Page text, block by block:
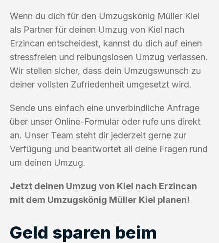
Wenn du dich für den Umzugskönig Müller Kiel
als Partner für deinen Umzug von Kiel nach
Erzincan entscheidest, kannst du dich auf einen
stressfreien und reibungslosen Umzug verlassen.
Wir stellen sicher, dass dein Umzugswunsch zu
deiner vollsten Zufriedenheit umgesetzt wird.
Sende uns einfach eine unverbindliche Anfrage
über unser Online-Formular oder rufe uns direkt
an. Unser Team steht dir jederzeit gerne zur
Verfügung und beantwortet all deine Fragen rund
um deinen Umzug.
Jetzt deinen Umzug von Kiel nach Erzincan
mit dem Umzugskönig Müller Kiel planen!
Geld sparen beim